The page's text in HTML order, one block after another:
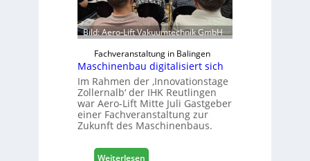
Bild: Aero-Lift Vakuumtechnik GmbH
Fachveranstaltung in Balingen
Maschinenbau digitalisiert sich
Im Rahmen der ‚Innovationstage
Zollernalb‘ der IHK Reutlingen
war Aero-Lift Mitte Juli Gastgeber
einer Fachveranstaltung zur
Zukunft des Maschinenbaus.
Weiterlesen: